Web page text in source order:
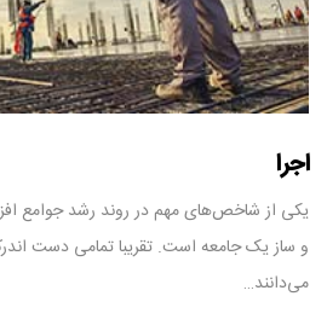
اجرا
یکی از شاخص‌های مهم در روند رشد جوامع
و ساز یک جامعه است. تقریبا تمامی دست‌
می‌دانند…